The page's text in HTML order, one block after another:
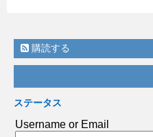
購読する
ステータス
Username or Email